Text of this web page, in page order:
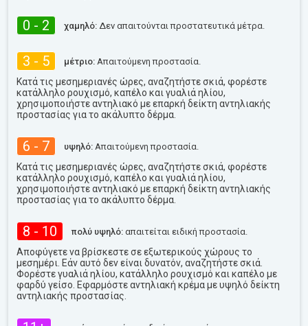
0 - 2 χαμηλό: Δεν απαιτούνται προστατευτικά μέτρα.
3 - 5 μέτριο: Απαιτούμενη προστασία.
Κατά τις μεσημεριανές ώρες, αναζητήστε σκιά, φορέστε
κατάλληλο ρουχισμό, καπέλο και γυαλιά ηλίου,
χρησιμοποιήστε αντηλιακό με επαρκή δείκτη αντηλιακής
προστασίας για το ακάλυπτο δέρμα.
6 - 7 υψηλό: Απαιτούμενη προστασία.
Κατά τις μεσημεριανές ώρες, αναζητήστε σκιά, φορέστε
κατάλληλο ρουχισμό, καπέλο και γυαλιά ηλίου,
χρησιμοποιήστε αντηλιακό με επαρκή δείκτη αντηλιακής
προστασίας για το ακάλυπτο δέρμα.
8 - 10 πολύ υψηλό: απαιτείται ειδική προστασία.
Αποφύγετε να βρίσκεστε σε εξωτερικούς χώρους το
μεσημέρι. Εάν αυτό δεν είναι δυνατόν, αναζητήστε σκιά.
Φορέστε γυαλιά ηλίου, κατάλληλο ρουχισμό και καπέλο με
φαρδύ γείσο. Εφαρμόστε αντηλιακή κρέμα με υψηλό δείκτη
αντηλιακής προστασίας.